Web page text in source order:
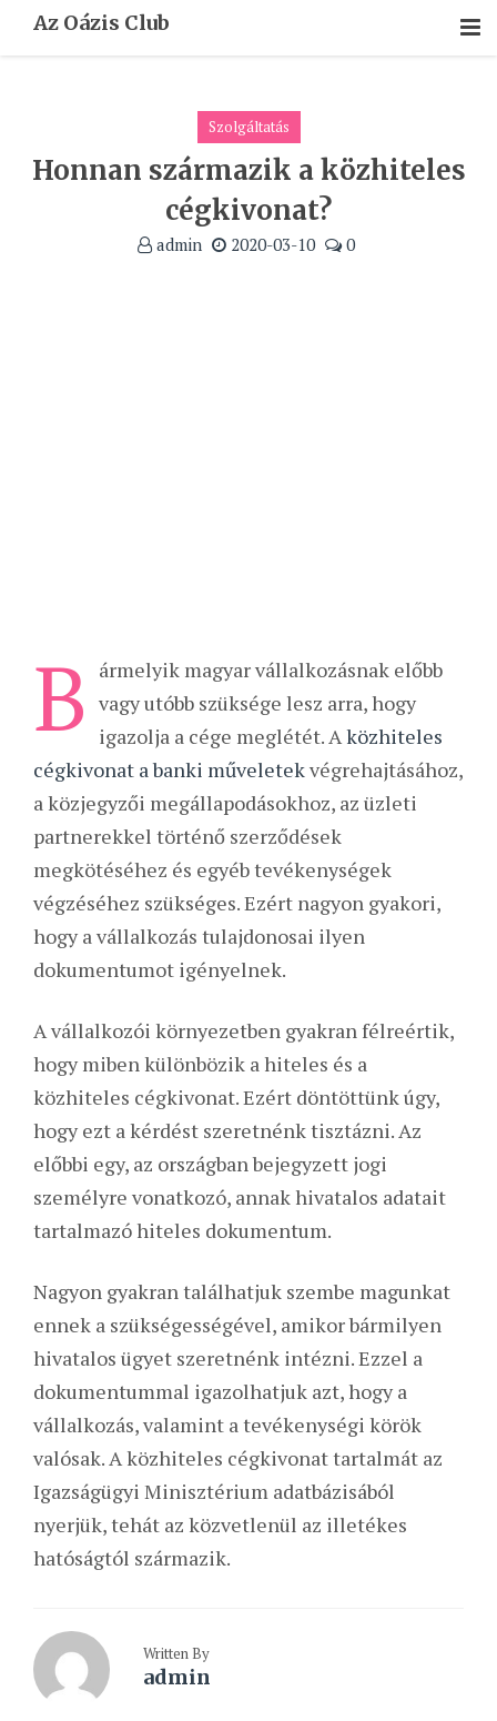
Az Oázis Club
Szolgáltatás
Honnan származik a közhiteles
cégkivonat?
admin 2020-03-10 0
B
ármelyik magyar vállalkozásnak előbb
vagy utóbb szüksége lesz arra, hogy
igazolja a cége meglétét. Aközhiteles
cégkivonat a banki műveletekvégrehajtásához,
a közjegyzői megállapodásokhoz, az üzleti
partnerekkel történő szerződések
megkötéséhez és egyéb tevékenységek
végzéséhez szükséges. Ezért nagyon gyakori,
hogy a vállalkozás tulajdonosai ilyen
dokumentumot igényelnek.
A vállalkozói környezetben gyakran félreértik,
hogy miben különbözik a hiteles és a
közhiteles cégkivonat. Ezért döntöttünk úgy,
hogy ezt a kérdést szeretnénk tisztázni. Az
előbbi egy, az országban bejegyzett jogi
személyre vonatkozó, annak hivatalos adatait
tartalmazó hiteles dokumentum.
Nagyon gyakran találhatjuk szembe magunkat
ennek a szükségességével, amikor bármilyen
hivatalos ügyet szeretnénk intézni. Ezzel a
dokumentummal igazolhatjuk azt, hogy a
vállalkozás, valamint a tevékenységi körök
valósak. A közhiteles cégkivonat tartalmát az
Igazságügyi Minisztérium adatbázisából
nyerjük, tehát az közvetlenül az illetékes
hatóságtól származik.
Written By
admin